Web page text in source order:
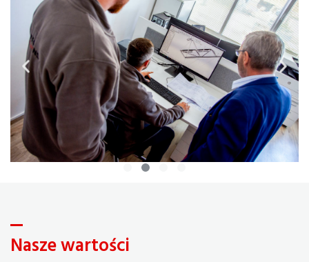
Nasze wartości